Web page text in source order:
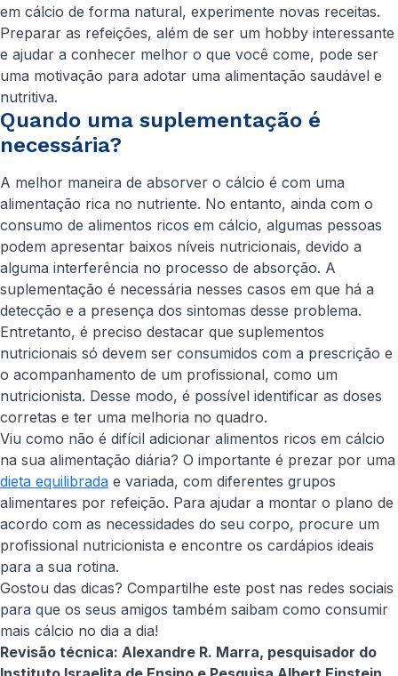
em cálcio de forma natural, experimente novas receitas.
Preparar as refeições, além de ser um hobby interessante
e ajudar a conhecer melhor o que você come, pode ser
uma motivação para adotar uma alimentação saudável e
nutritiva.
Quando uma suplementação é
necessária?
A melhor maneira de absorver o cálcio é com uma
alimentação rica no nutriente. No entanto, ainda com o
consumo de alimentos ricos em cálcio, algumas pessoas
podem apresentar baixos níveis nutricionais, devido a
alguma interferência no processo de absorção. A
suplementação é necessária nesses casos em que há a
detecção e a presença dos sintomas desse problema.
Entretanto, é preciso destacar que suplementos
nutricionais só devem ser consumidos com a prescrição e
o acompanhamento de um profissional, como um
nutricionista. Desse modo, é possível identificar as doses
corretas e ter uma melhoria no quadro.
Viu como não é difícil adicionar alimentos ricos em cálcio
na sua alimentação diária? O importante é prezar por uma
dieta equilibrada e variada, com diferentes grupos
alimentares por refeição. Para ajudar a montar o plano de
acordo com as necessidades do seu corpo, procure um
profissional nutricionista e encontre os cardápios ideais
para a sua rotina.
Gostou das dicas? Compartilhe este post nas redes sociais
para que os seus amigos também saibam como consumir
mais cálcio no dia a dia!
Revisão técnica: Alexandre R. Marra, pesquisador do